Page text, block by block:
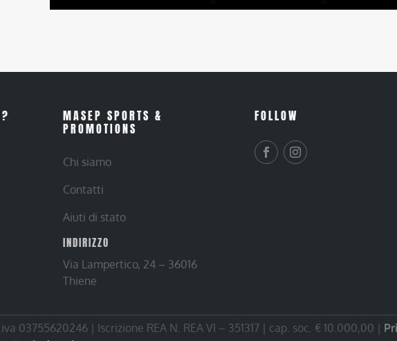
MASEP SPORTS &
PROMOTIONS
Chi siamo
Contatti
Aiuti di stato
INDIRIZZO
Via Lampertico, 24 – 36016
Thiene
FOLLOW
03755620246 | Iscrizione REA N. REA VI – 351317 | cap. soc. € 10.000,00 |